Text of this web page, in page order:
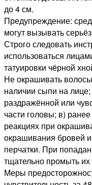
до 4 см.
Предупреждение:
могут вызывать
Строго следовать
использоваться
татуировки чёрной
Не окрашивать
наличии сыпи на
раздражённой или
части головы; в)
реакциях при
окрашивания бровей
перчатки. При
тщательно промыть их
Меры